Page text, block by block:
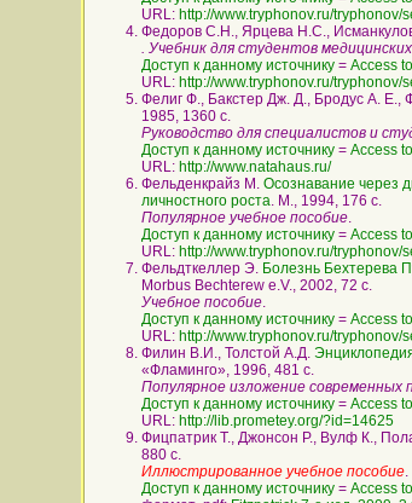
URL: http://www.tryphonov.ru/tryphonov/
Федоров С.Н., Ярцева Н.С.,
. Учебник для студентов
Доступ к данному источнику = Access
URL: http://www.tryphonov.ru/tryphonov/
Фелиг Ф., Бакстер Дж. Д., Бродус А. Е.,
1985, 1360 с.
Руководство для специалистов и
Доступ к данному источнику = Access
URL: http://www.natahaus.ru/
Фельденкрайз М. Осознавание через
личностного роста. М., 1994, 176 с.
Популярное учебное пособие.
Доступ к данному источнику = Access
URL: http://www.tryphonov.ru/tryphonov/
Фельдткеллер Э. Болезнь Бехтерева
Morbus Bechterew e.V., 2002, 72 с.
Учебное пособие.
Доступ к данному источнику = Access
URL: http://www.tryphonov.ru/tryphonov/
Филин В.И., Толстой А.Д.
«Фламинго», 1996, 481 с.
Популярное изложение современных
Доступ к данному источнику = Access
URL: http://lib.prometey.org/?id=14625
Фицпатрик Т., Джонсон Р., Вулф К.,
880 с.
Иллюстрированное учебное пособие.
Доступ к данному источнику = Access